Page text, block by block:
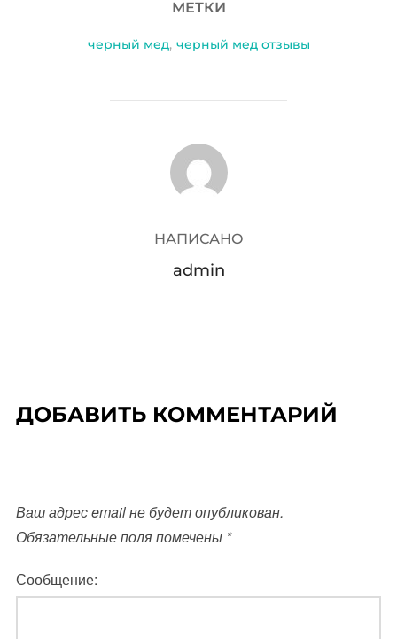
МЕТКИ
черный мед, черный мед отзывы
АВТОР ЗАПИСИ
НАПИСАНО
admin
ДОБАВИТЬ КОММЕНТАРИЙ
Ваш адрес email не будет опубликован.
Обязательные поля помечены *
Сообщение: